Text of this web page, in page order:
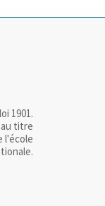
1901.
titre
l'école